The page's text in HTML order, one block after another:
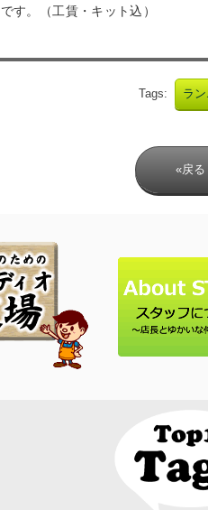
す。（工賃・キット込）
Tags: ラ
«戻る